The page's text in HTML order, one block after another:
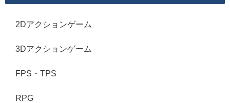
2Dアクションゲーム
3Dアクションゲーム
FPS・TPS
RPG